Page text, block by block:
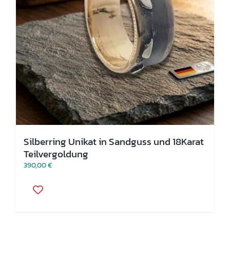
Silberring Unikat in Sandguss und 18Karat
Teilvergoldung
390,00€
Produkt